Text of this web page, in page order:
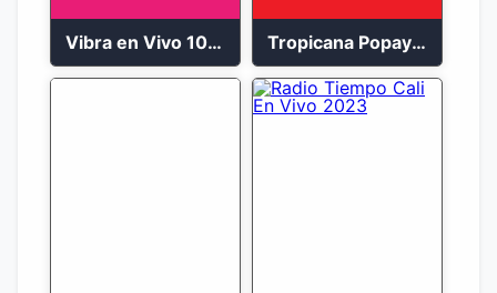
Vibra en Vivo 104.9 FM Bogotá Tropicana Popayán en vivo 106.1 FM